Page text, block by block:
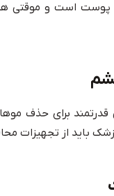
است و موقتی
قدرتمند برای حذف
باید از تجهیزات